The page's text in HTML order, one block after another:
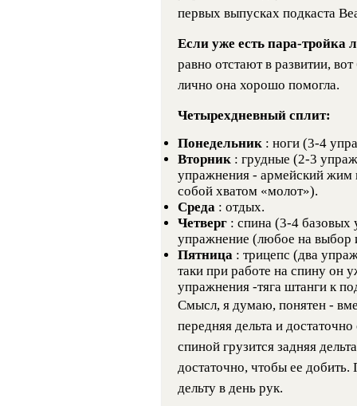
первых выпусках подкаста
Если уже есть пара-тройка
равно отстают в развитии,
лично она хорошо помогла.
Четырехдневный сплит:
Понедельник : ноги (3-4
Вторник : грудные (2-3
упражнения - армейский жим
собой хватом «молот»).
Среда : отдых.
Четверг : спина (3-4 базовых
упражнение (любое на выбор
Пятница : трицепс (два
таки при работе на спину он
упражнения -тяга штанги к
Смысл, я думаю, понятен -
передняя дельта и
спиной грузится задняя
достаточно, чтобы ее
дельту в день рук.